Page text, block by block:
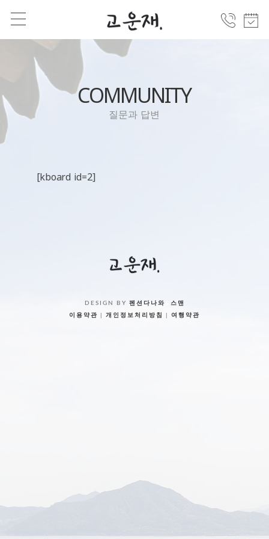
COMMUNITY
질문과 답변
[kboard id=2]
DESIGN BY 펜션다나와
스맨
이용약관
개인정보처리방침 여행약관